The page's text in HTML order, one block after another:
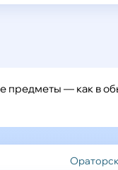
предметы — как в